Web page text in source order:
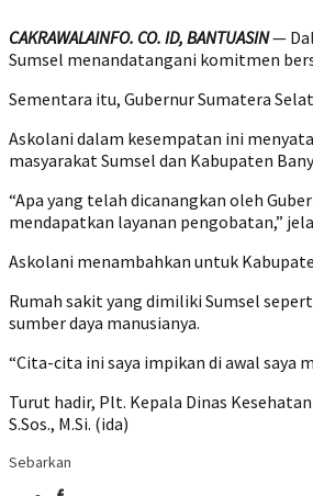
CAKRAWALAINFO. CO. ID, BANTUASIN—
Sumsel menandatangani komitmen
Sementara itu, Gubernur Sumatera
Askolani dalam kesempatan ini
masyarakat Sumsel dan Kabupaten
“Apa yang telah dicanangkan oleh
mendapatkan layanan pengobatan,”
Askolani menambahkan untuk
Rumah sakit yang dimiliki Sumsel
sumber daya manusianya.
“Cita-cita ini saya impikan di awal saya
Turut hadir, Plt. Kepala Dinas
S.Sos., M.Si. (ida)
Sebarkan